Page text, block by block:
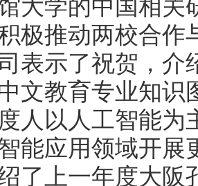
大学的中国相关
极推动两校合作
表示了祝贺，介
文教育专业知
人以人工智能为
能应用领域开
了上一年度大阪